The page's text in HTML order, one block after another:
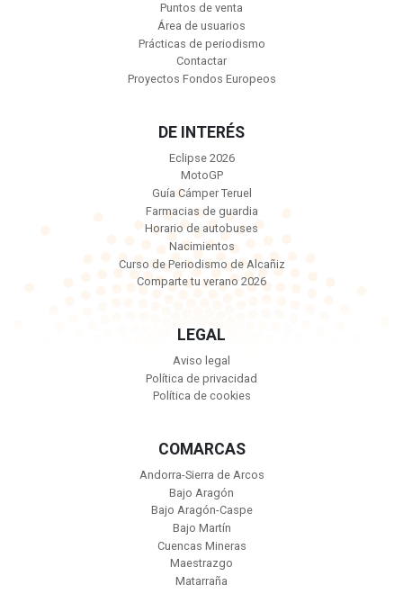
Puntos de venta
Área de usuarios
Prácticas de periodismo
Contactar
Proyectos Fondos Europeos
DE INTERÉS
Eclipse 2026
MotoGP
Guía Cámper Teruel
Farmacias de guardia
Horario de autobuses
Nacimientos
Curso de Periodismo de Alcañiz
Comparte tu verano 2026
LEGAL
Aviso legal
Política de privacidad
Política de cookies
COMARCAS
Andorra-Sierra de Arcos
Bajo Aragón
Bajo Aragón-Caspe
Bajo Martín
Cuencas Mineras
Maestrazgo
Matarraña